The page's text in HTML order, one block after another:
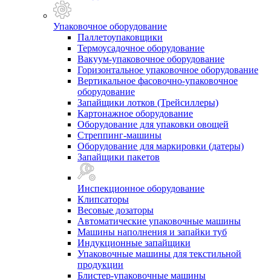
Упаковочное оборудование
Паллетоупаковщики
Термоусадочное оборудование
Вакуум-упаковочное оборудование
Горизонтальное упаковочное оборудование
Вертикальное фасовочно-упаковочное
оборудование
Запайщики лотков (Трейсиллеры)
Картонажное оборудование
Оборудование для упаковки овощей
Стреппинг-машины
Оборудование для маркировки (датеры)
Запайщики пакетов
Инспекционное оборудование
Клипсаторы
Весовые дозаторы
Автоматические упаковочные машины
Машины наполнения и запайки туб
Индукционные запайщики
Упаковочные машины для текстильной
продукции
Блистер-упаковочные машины